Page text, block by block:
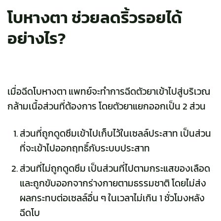
โบหางตา ช่วยลดริ้วรอยได้
อย่างไร?
เมื่อฉีดโบหางตา แพทย์จะทำการฉีดตัวยาเข้าไปสู่บริเวณ
กล้ามเนื้อส่วนที่ต้องการ โดยตัวยาแยกออกเป็น 2 ส่วน
ส่วนที่ถูกดูดซึมเข้าไปเก็บไว้ในเซลล์ประสาท เป็นส่วน
ที่จะเข้าไปออกฤทธิ์กับระบบประสาท
ส่วนที่ไม่ถูกดูดซึม เป็นส่วนที่ไปตามกระแสของเลือด
และถูกขับออกจากร่างกายตามธรรมชาติ โดยไม่ส่ง
ผลกระทบต่อเซลล์อื่น ๆ ในเวลาไม่เกิน 1 ชั่วโมงหลัง
ฉีดโบ